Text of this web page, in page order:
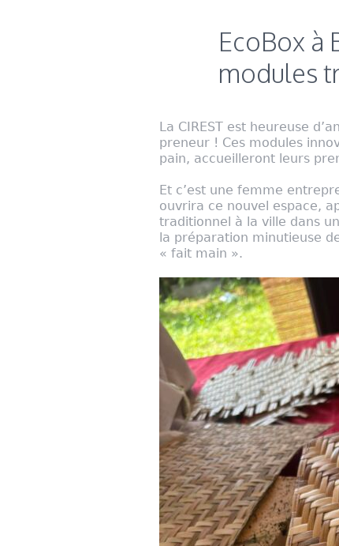
EcoBox à
modules
La CIREST est heureuse
preneur ! Ces modules
pain, accueilleront leurs
Et c’est une femme
ouvrira ce nouvel espace,
traditionnel à la ville dans
la préparation minutieuse
« fait main ».